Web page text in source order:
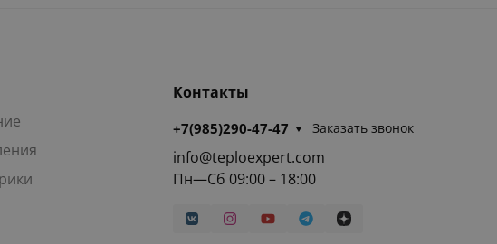
Контакты
+7(985)290-47-47 Заказать звонок
info@teploexpert.com
Пн—Сб 09:00 – 18:00